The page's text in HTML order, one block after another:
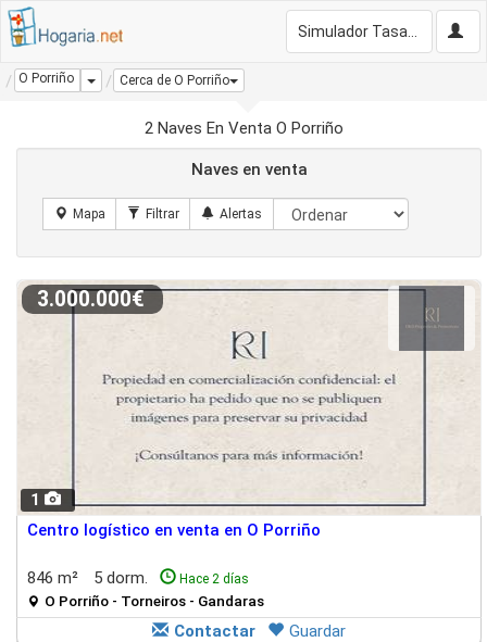
O Porriño Dropdown
Cerca de O Porriño
2 Naves En Venta O Porriño
Naves en venta
1
3.000.000€
Centro logístico en venta en O Porriño
846 m² 5 dorm. Hace 2 días
O Porriño - Torneiros - Gandaras
Contactar Guardar